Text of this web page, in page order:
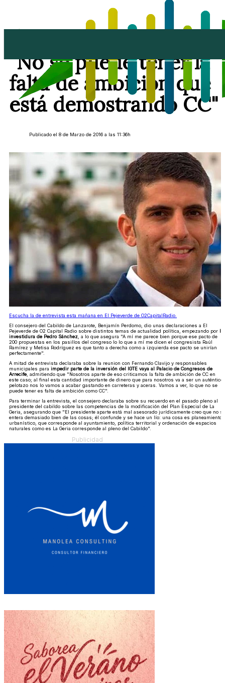
"No se puede tener la
falta de ambición que
está demostrando CC"
Publicado el 8 de Marzo de 2016 a las 11:36h
Escucha la de entrevista esta mañana en El Pejeverde de O2CapitalRadio.
El consejero del Cabildo de Lanzarote, Benjamín Perdomo, dio unas declaraciones a El
Pejeverde de O2 Capital Radio sobre distintos temas de actualidad política, empezando por la
investidura de Pedro Sánchez , a lo que asegura "A mí me parece bien porque ese pacto de
200 propuestas en los pasillos del congreso lo lo que a mí me dicen el congresista Raúl
Ramírez y Metisa Rodríguez es que tanto a derecha como a izquierda ese pacto se unirían
perfectamente".
A mitad de entrevista declaraba sobre la reunion con Fernando Clavijo y responsables
municipales para impedir parte de la inversión del IGTE vaya al Palacio de Congresos de
Arrecife , admitiendo que "Nosotros aparte de eso criticamos la falta de ambición de CC en
este caso; al final esta cantidad importante de dinero que para nosotros va a ser un auténtico
pelotazo nos lo vamos a acabar gastando en carreteras y aceras. Vamos a ver, lo que no se
puede tener es falta de ambición como CC".
Para terminar la entrevista, el consejero declaraba sobre su recuerdo en el pasado pleno al
presidente del cabildo sobre las competencias de la modificación del Plan Especial de La
Geria, asegurando que "El presidente aparte está mal asesorado jurídicamente creo que no se
entera demasiado bien de las cosas; él confunde y se hace un lío: una cosa es planeamiento
urbanístico, que corresponde al ayuntamiento, política territorial y ordenación de espacios
naturales como es La Geria corresponde al pleno del Cabildo".
Publicidad